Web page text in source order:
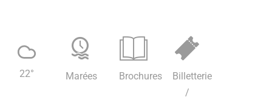
22° Marées Brochures
Billetterie
/